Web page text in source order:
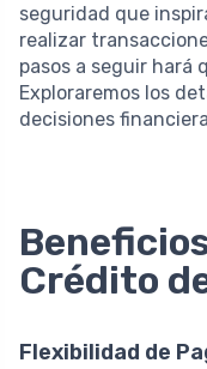
seguridad que
realizar
pasos a seguir hará
Exploraremos los
decisiones
Crédito
Flexibilidad de